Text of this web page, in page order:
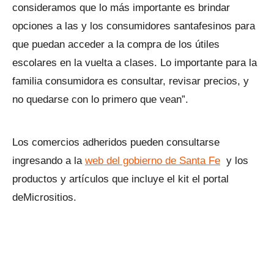
consideramos que lo más importante es brindar
opciones a las y los consumidores santafesinos para
que puedan acceder a la compra de los útiles
escolares en la vuelta a clases. Lo importante para la
familia consumidora es consultar, revisar precios, y
no quedarse con lo primero que vean”.
Los comercios adheridos pueden consultarse
ingresando a la web del gobierno de Santa Fe y los
productos y artículos que incluye el kit el portal
deMicrositios.